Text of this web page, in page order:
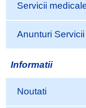
Servicii
Anunturi
Informatii
Noutati